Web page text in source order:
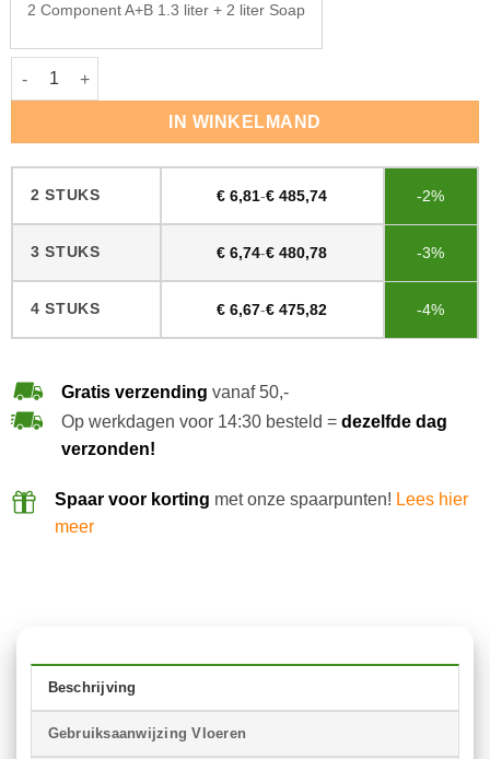
2 Component A+B 1.3 liter + 2 liter Soap
Rubio Monocoat Oil Plus Hazelnut aantal
IN WINKELMAND
2 STUKS € 6,81-€ 485,74 -2%
3 STUKS € 6,74-€ 480,78 -3%
4 STUKS € 6,67-€ 475,82 -4%
Gratis verzending vanaf 50,-
Op werkdagen voor 14:30 besteld = dezelfde dag
verzonden!
Spaar voor korting met onze spaarpunten! Lees hier
meer
Beschrijving
Gebruiksaanwijzing Vloeren